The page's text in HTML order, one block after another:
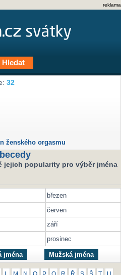
reklama
32
ženského orgasmu
jejich popularity pro výběr jména
březen
červen
září
prosinec
jména Mužská jména